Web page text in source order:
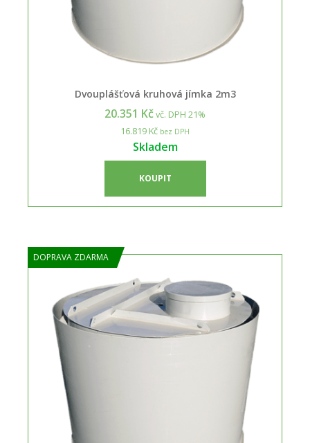
Dvouplášťová kruhová jímka 2m3
20.351 Kčvč. DPH 21%
16.819 Kč bez DPH
Skladem
KOUPIT
DOPRAVA ZDARMA